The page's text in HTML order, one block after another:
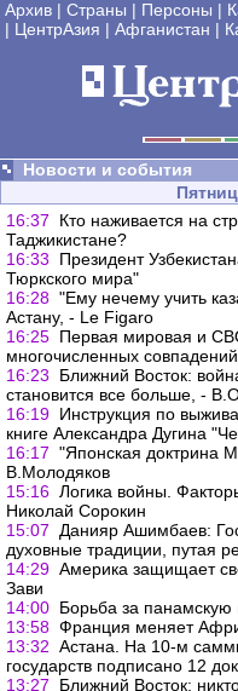
Архив | Страны | Персоны |
| ЦентрАзия | Афганистан |
Новости и события
16:37
Кто наживается на
Таджикистане?
16:33
Президент
Тюркского мира"
16:28 "Ему нечему учить
Астану, - Le Figaro
16:25 Первая мировая и
многочисленных
16:23
Ближний Восток:
становится все больше, -
16:19 Инструкция по
книге Александра Дугина
16:17 "Японская доктрина
В.Молодяков
15:16 Логика войны.
Николай Сорокин
15:07
Данияр Ашимбаев:
духовные традиции, путая
14:29 Америка защищает
Зави
14:00 Борьба за
13:58 Франция меняет
13:32 Астана. На 10-м
государств подписано 12
13:27
Ближний Восток: